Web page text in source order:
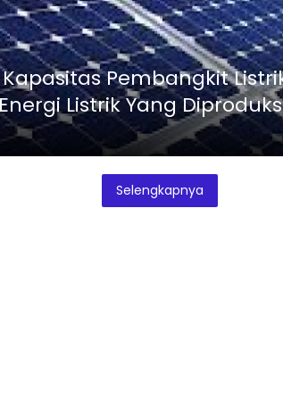
Pembangkit Listrik Tenaga Surya
Listrik Yang
Selengkapnya